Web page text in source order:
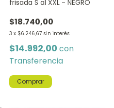
frisada S al XXL - NEGRO
$18.740,00
3 x $6.246,67 sin interés
$14.992,00 con
Transferencia
Comprar